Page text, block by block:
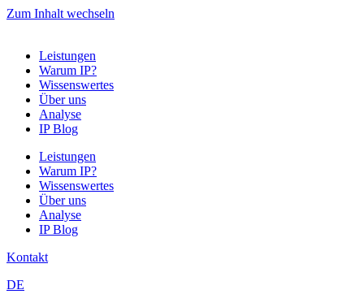
Zum Inhalt wechseln
Leistungen
Warum IP?
Wissenswertes
Über uns
Analyse
IP Blog
Leistungen
Warum IP?
Wissenswertes
Über uns
Analyse
IP Blog
Kontakt
DE